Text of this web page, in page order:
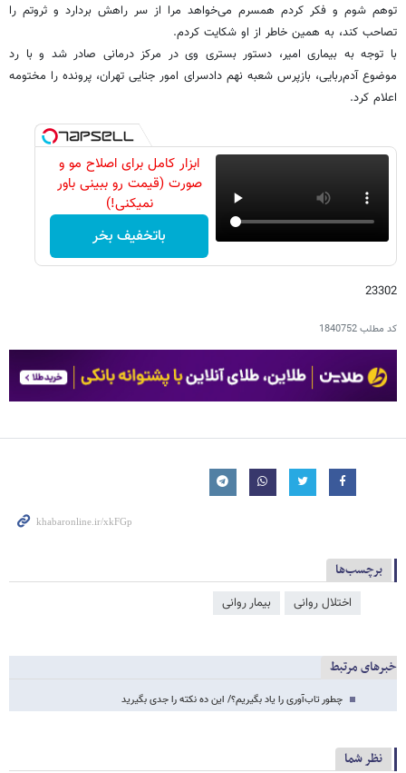
توهم شوم و فکر کردم همسرم می‌خواهد مرا از سر راهش بردارد و ثروتم را
تصاحب کند، به همین خاطر از او شکایت کردم.
با توجه به بیماری امیر، دستور بستری وی در مرکز درمانی صادر شد و با رد
موضوع آدم‌ربایی، بازپرس شعبه نهم دادسرای امور جنایی تهران، پرونده را مختومه
اعلام کرد.
ابزار کامل برای اصلاح مو و
صورت (قیمت رو ببینی باور
نمیکنی!)
باتخفیف بخر
23302
کد مطلب1840752
برچسب‌ها
اختلال روانی بیمار روانی
خبرهای مرتبط
چطور تاب‌آوری را یاد بگیریم؟/ این ده نکته را جدی بگیرید
نظر شما